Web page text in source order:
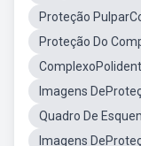
Proteção
Proteção Do
Imagens
Quadro De
Imagens